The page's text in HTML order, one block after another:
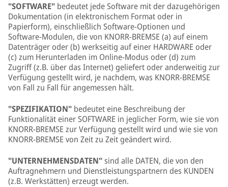
"SOFTWARE" bedeutet jede Software mit der dazugehörigen
Dokumentation (in elektronischem Format oder in
Papierform), einschließlich Software-Optionen und
Software-Modulen, die von KNORR-BREMSE (a) auf einem
Datenträger oder (b) werkseitig auf einer HARDWARE oder
(c) zum Herunterladen im Online-Modus oder (d) zum
Zugriff (z.B. über das Internet) geliefert oder anderweitig zur
Verfügung gestellt wird, je nachdem, was KNORR-BREMSE
von Fall zu Fall für angemessen hält.
"SPEZIFIKATION" bedeutet eine Beschreibung der
Funktionalität einer SOFTWARE in jeglicher Form, wie sie von
KNORR-BREMSE zur Verfügung gestellt wird und wie sie von
KNORR-BREMSE von Zeit zu Zeit geändert wird.
"UNTERNEHMENSDATEN"sind alle DATEN, die von den
Auftragnehmern und Dienstleistungspartnern des KUNDEN
(z.B. Werkstätten) erzeugt werden.